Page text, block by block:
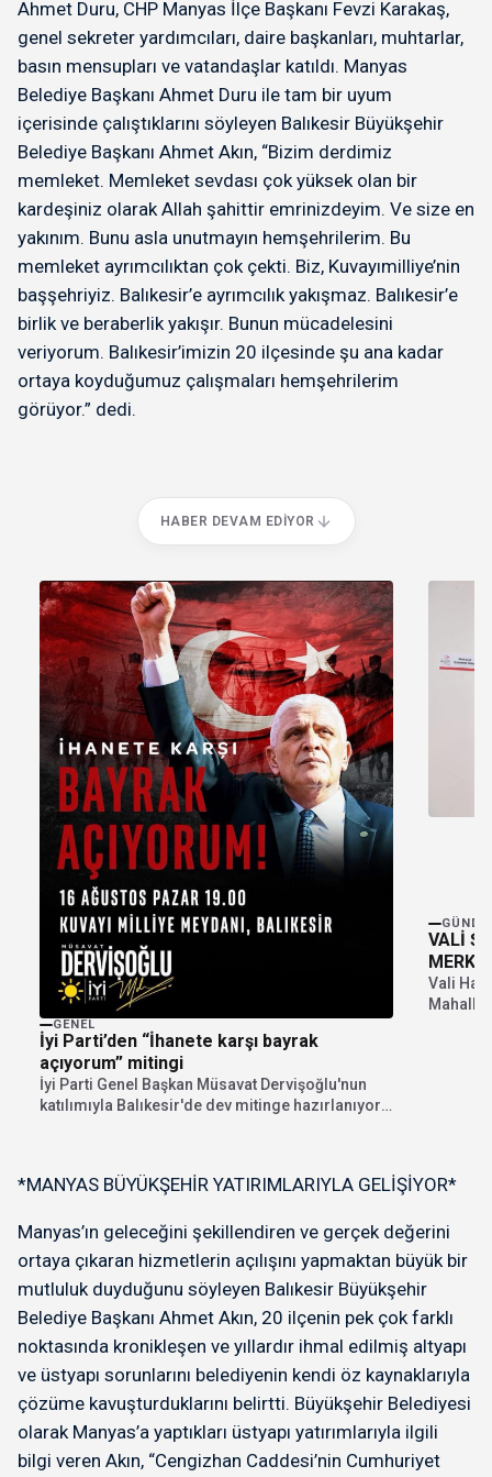
Ahmet Duru, CHP Manyas İlçe Başkanı Fevzi Karakaş,
genel sekreter yardımcıları, daire başkanları, muhtarlar,
basın mensupları ve vatandaşlar katıldı. Manyas
Belediye Başkanı Ahmet Duru ile tam bir uyum
içerisinde çalıştıklarını söyleyen Balıkesir Büyükşehir
Belediye Başkanı Ahmet Akın, “Bizim derdimiz
memleket. Memleket sevdası çok yüksek olan bir
kardeşiniz olarak Allah şahittir emrinizdeyim. Ve size en
yakınım. Bunu asla unutmayın hemşehrilerim. Bu
memleket ayrımcılıktan çok çekti. Biz, Kuvayımilliye’nin
başşehriyiz. Balıkesir’e ayrımcılık yakışmaz. Balıkesir’e
birlik ve beraberlik yakışır. Bunun mücadelesini
veriyorum. Balıkesir’imizin 20 ilçesinde şu ana kadar
ortaya koyduğumuz çalışmaları hemşehrilerim
görüyor.” dedi.
HABER DEVAM EDIYOR
GENEL
İyi Parti’den “İhanete karşı bayrak
açıyorum” mitingi
İyi Parti Genel Başkan Müsavat Dervişoğlu'nun
katılımıyla Balıkesir'de dev mitinge hazırlanıyor.
VALİ
Vali
*MANYAS BÜYÜKŞEHİR YATIRIMLARIYLA GELİŞİYOR*
Manyas’ın geleceğini şekillendiren ve gerçek değerini
ortaya çıkaran hizmetlerin açılışını yapmaktan büyük bir
mutluluk duyduğunu söyleyen Balıkesir Büyükşehir
Belediye Başkanı Ahmet Akın, 20 ilçenin pek çok farklı
noktasında kronikleşen ve yıllardır ihmal edilmiş altyapı
ve üstyapı sorunlarını belediyenin kendi öz kaynaklarıyla
çözüme kavuşturduklarını belirtti. Büyükşehir Belediyesi
olarak Manyas’a yaptıkları üstyapı yatırımlarıyla ilgili
bilgi veren Akın, “Cengizhan Caddesi’nin Cumhuriyet